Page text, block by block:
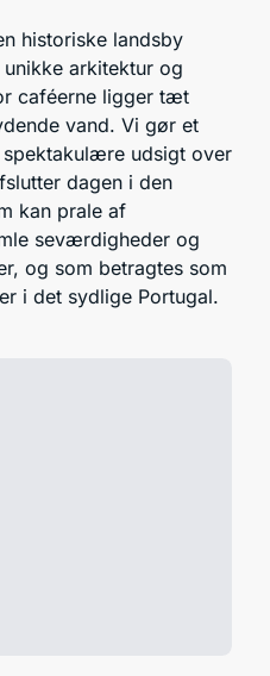
historiske landsby
unikke arkitektur og
caféerne ligger tæt
vand. Vi gør et
udsigt over
dagen i den
kan prale af
seværdigheder og
og som betragtes som
i det sydlige Portugal.